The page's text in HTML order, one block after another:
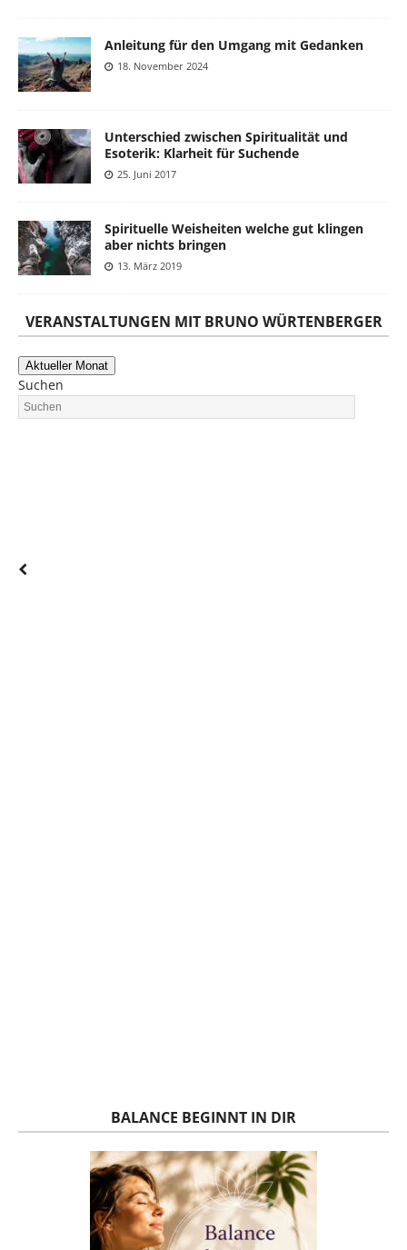
Anleitung für den Umgang mit Gedanken
18. November 2024
Unterschied zwischen Spiritualität und
Esoterik: Klarheit für Suchende
25. Juni 2017
Spirituelle Weisheiten welche gut klingen
aber nichts bringen
13. März 2019
VERANSTALTUNGEN MIT BRUNO WÜRTENBERGER
Aktueller Monat
Suchen
BALANCE BEGINNT IN DIR